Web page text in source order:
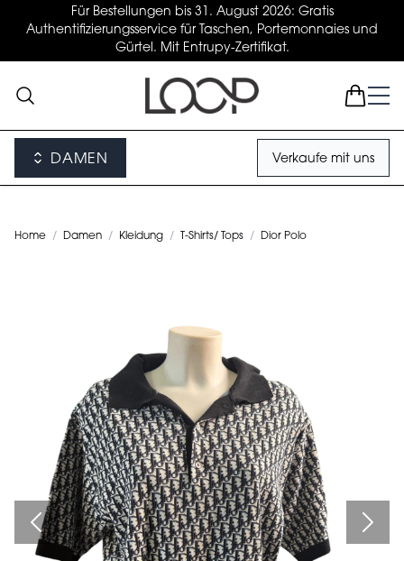
Für Bestellungen bis 31. August 2026: Gratis
Authentifizierungsservice für Taschen, Portemonnaies und
Gürtel. Mit Entrupy-Zertifikat.
DAMEN Verkaufe mit uns
Home / Damen / Kleidung / T-Shirts/ Tops / Dior Polo